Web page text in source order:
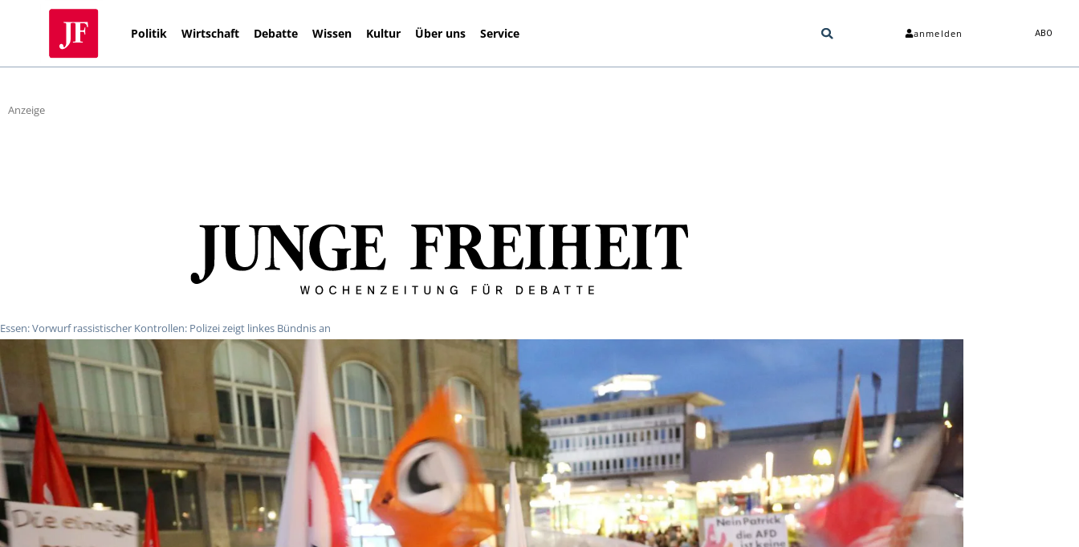
Politik Wirtschaft Debatte Wissen Kultur Über uns Service anmelden ABO
Anzeige
Essen: Vorwurf rassistischer Kontrollen: Polizei zeigt linkes Bündnis an